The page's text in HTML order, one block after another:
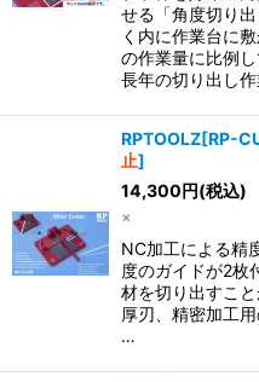
せる「角度切り
く内に作業台に
の作業量に比例
長年の切り出し
RPTOOLZ[RP-
止]
14,300円(税込)
×
NC加工による精
度のガイドが2枚
材を切り出すこ
厚刃、精密加工
…